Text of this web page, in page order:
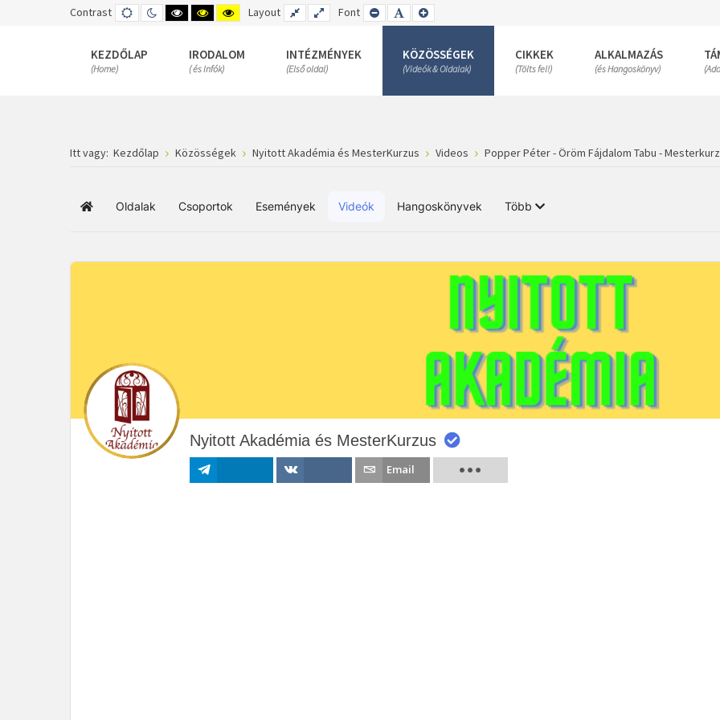
Contrast DEFAULT
MODE
NIGHT
MODE
HIGH
CONTRAST
MODE
HIGH
CONTRAST
MODE
HIGH
CONTRAST
MODE
Layout FIXED
LAYOUT
WIDE
LAYOUT
Font SET
SMALLER
SET
DEFAULT
SET
LARGER
KEZDŐLAP
(Home)
IRODALOM
( és Infók)
INTÉZMÉNYEK
(Első oldal)
KÖZÖSSÉGEK
(Videók & Oldalak)
CIKKEK
(Tölts fel!)
ALKALMAZÁS
(és Hangoskönyv)
Itt vagy: Kezdőlap Közösségek Nyitott Akadémia és MesterKurzus Videos Popper Péter - Öröm Fájdalom Tabu -
FőoldalOldalak Csoportok Események Videók Hangoskönyvek Több
Nyitott Akadémia és MesterKurzus
Email